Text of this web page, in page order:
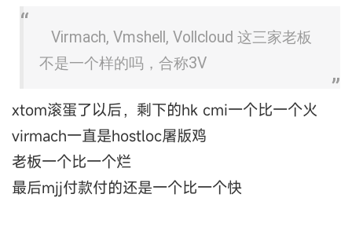
Virmach, Vmshell, Vollcloud 这三家老板
不是一个样的吗，合称3V
xtom滚蛋了以后，剩下的hk cmi一个比一个火
virmach一直是hostloc屠版鸡
老板一个比一个烂
最后mjj付款付的还是一个比一个快